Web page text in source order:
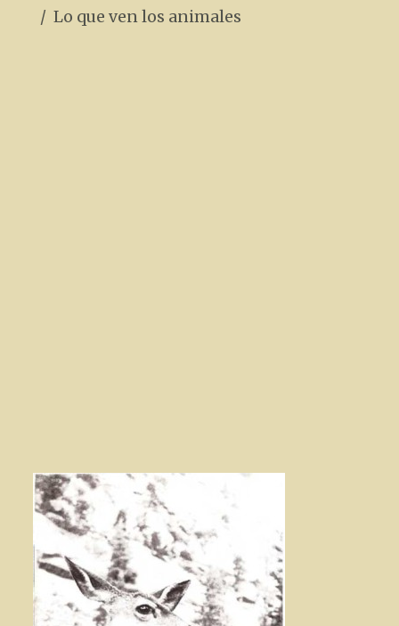
Lo que ven los animales